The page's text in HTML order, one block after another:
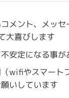
メント、メッセ
大喜びします
安定になる事が
wifiやスマート
いしています